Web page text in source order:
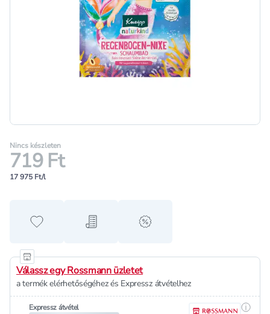
Nincs készleten
719 Ft
17 975 Ft/l
Hozzáadás a kedvencekhez
Hozzáadás a bevásárló listához
alert when on sale
Válassz egy Rossmann üzletet
a termék elérhetőségéhez és Expressz átvételhez
Expressz átvétel